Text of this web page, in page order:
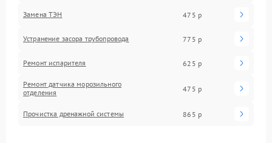
Замена ТЭН 475 р
Устранение засора трубопровода 775 р
Ремонт испарителя 625 р
Ремонт датчика морозильного
отделения
475 р
Прочистка дренажной системы 865 р